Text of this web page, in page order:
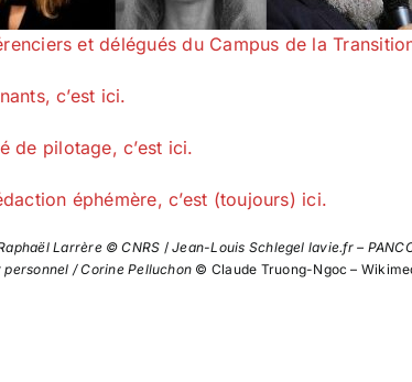
et délégués du Campus de la
c’est ici.
de pilotage, c’est ici.
éphémère, c’est (toujours) ici.
Larrère © CNRS /Jean-Louis Schlegel lavie.fr –
/ Corine Pelluchon © Claude Truong-Ngoc –